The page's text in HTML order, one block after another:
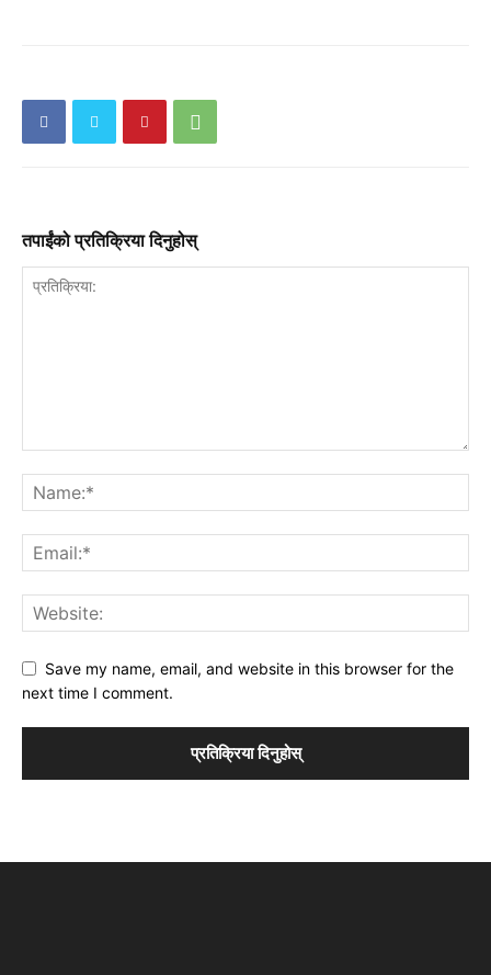
तपाईंको प्रतिक्रिया दिनुहोस्
Save my name, email, and website in this browser for the
next time I comment.